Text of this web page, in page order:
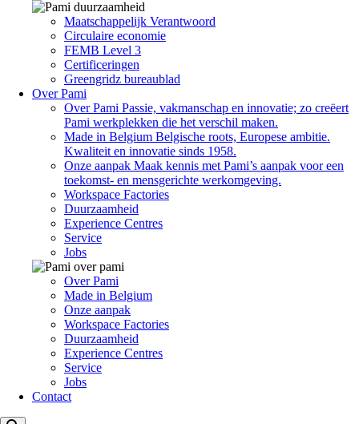
Maatschappelijk Verantwoord
Circulaire economie
FEMB Level 3
Certificeringen
Greengridz bureaublad
Over Pami
Over Pami Passie, vakmanschap en innovatie; zo creëert
Pami werkplekken die het verschil maken.
Made in Belgium Belgische roots, Europese ambitie.
Kwaliteit en innovatie sinds 1958.
Onze aanpak Maak kennis met Pami’s aanpak voor een
toekomst- en mensgerichte werkomgeving.
Workspace Factories
Duurzaamheid
Experience Centres
Service
Jobs
Over Pami
Made in Belgium
Onze aanpak
Workspace Factories
Duurzaamheid
Experience Centres
Service
Jobs
Contact